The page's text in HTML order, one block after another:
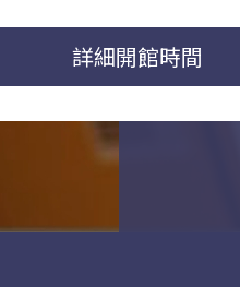
詳細開館時間